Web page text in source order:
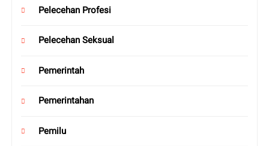
Pelecehan Profesi
Pelecehan Seksual
Pemerintah
Pemerintahan
Pemilu